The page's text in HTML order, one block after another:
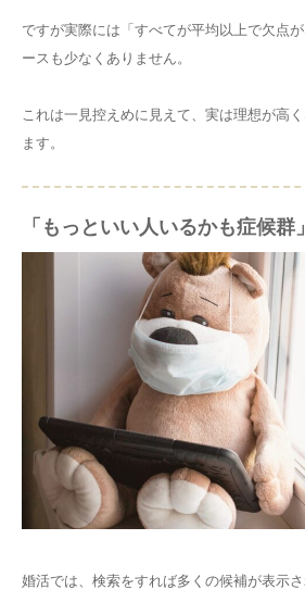
ですが実際には「すべてが平均以上で欠点
ースも少なくありません。
これは一見控えめに見えて、実は理想が高
ます。
「もっといい人いるかも症候群
婚活では、検索をすれば多くの候補が表示さ